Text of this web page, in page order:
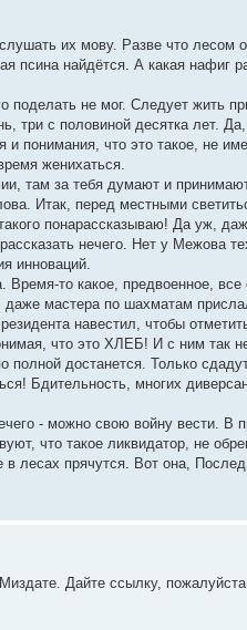
их мову. Разве что лесом
псина найдётся. А какая
не мог. Следует жить
с половиной десятка лет.
понимания, что это такое, не
женихаться.
там за тебя думают и
Итак, перед местными
понарассказываю! Да уж,
нечего. Нет у Межова
инноваций.
то какое, предвоенное,
мастера по шахматам
навестил, чтобы
что это ХЛЕБ! И с ним так
достанется. Только
Бдительность, многих
- можно свою войну вести.
что такое ликвидатор, не
прячутся. Вот она,
Дайте ссылку,